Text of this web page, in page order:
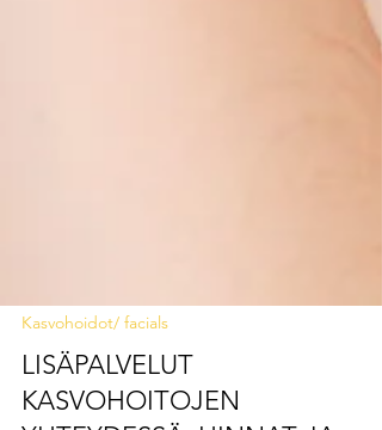
Kasvohoidot/ facials
LISÄPALVELUT